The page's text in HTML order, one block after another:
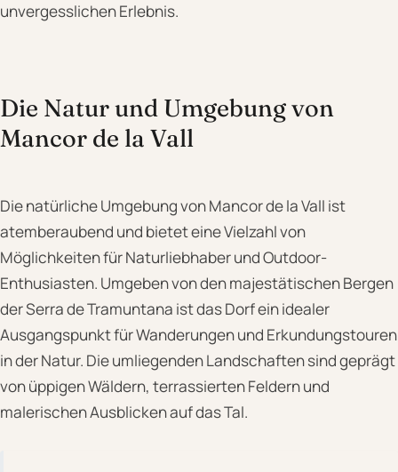
unvergesslichen Erlebnis.
Die Natur und Umgebung von
Mancor de la Vall
Die natürliche Umgebung von Mancor de la Vall ist
atemberaubend und bietet eine Vielzahl von
Möglichkeiten für Naturliebhaber und Outdoor-
Enthusiasten. Umgeben von den majestätischen Bergen
der Serra de Tramuntana ist das Dorf ein idealer
Ausgangspunkt für Wanderungen und Erkundungstouren
in der Natur. Die umliegenden Landschaften sind geprägt
von üppigen Wäldern, terrassierten Feldern und
malerischen Ausblicken auf das Tal.